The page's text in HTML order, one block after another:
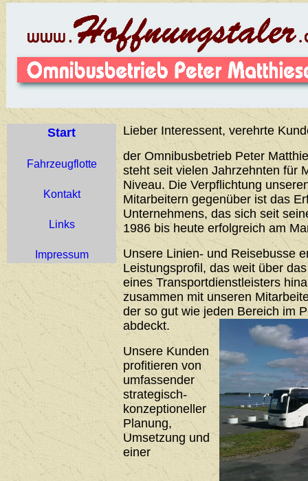
Start
Fahrzeugflotte
Kontakt
Links
Impressum
Lieber Interessent, verehrte
der Omnibusbetrieb Peter
steht seit vielen Jahrzehnten für
Niveau. Die Verpflichtung
Mitarbeitern gegenüber ist das
Unternehmens, das sich seit
1986 bis heute erfolgreich am
Unsere Linien- und Reisebusse
Leistungsprofil, das weit über
eines Transportdienstleisters
zusammen mit unseren
der so gut wie jeden Bereich im
abdeckt.
Unsere Kunden
profitieren von
umfassender
strategisch-
konzeptioneller
Planung,
Umsetzung und
einer